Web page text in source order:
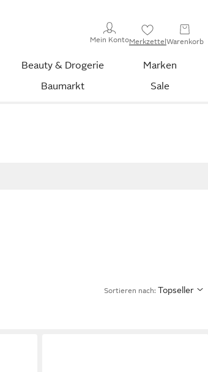
Mein KontoMerkzettelWarenkorb
Beauty & Drogerie
Marken
Baumarkt Sale
Sortieren nach: Topseller